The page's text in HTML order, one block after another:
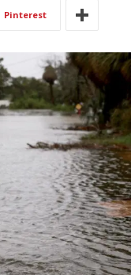
Pinterest